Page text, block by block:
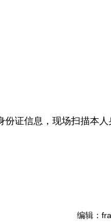
份证信息，现场扫描本人
编辑：